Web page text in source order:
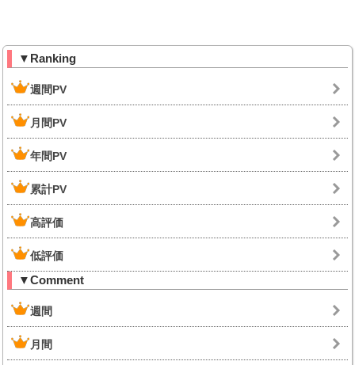
▼Ranking
週間PV
月間PV
年間PV
累計PV
高評価
低評価
▼Comment
週間
月間